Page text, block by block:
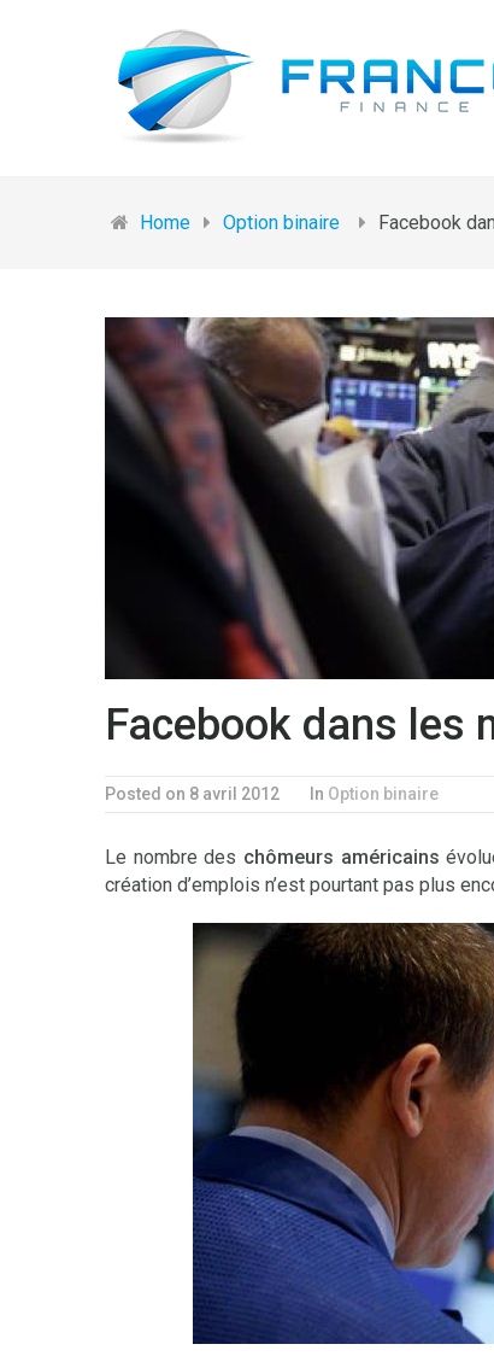
Home Option binaire Facebook
Facebook dans les
Posted on 8 avril 2012 In Option binaire
Le nombre des chômeurs américains
création d’emplois n’est pourtant pas plus